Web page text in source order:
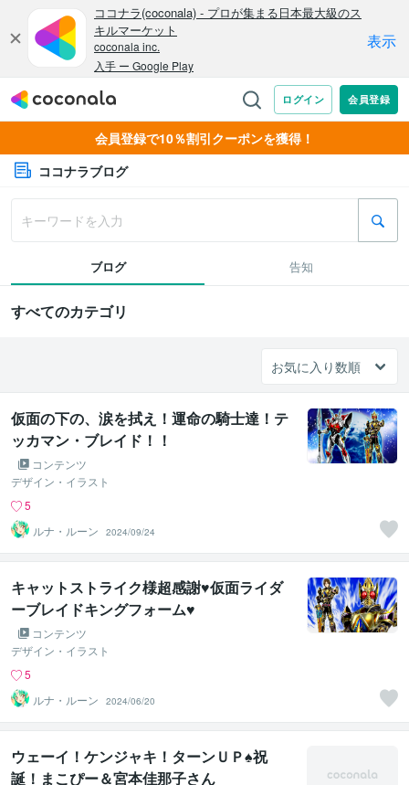
会員登録で10％割引クーポンを獲得！
ココナラブログ
ブログ 告知
すべてのカテゴリ
仮面の下の、涙を拭え！運命の騎士達！テ
ッカマン・ブレイド！！
コンテンツ
デザイン・イラスト
5
ルナ・ルーン
2024/09/24
キャットストライク様超感謝♥仮面ライダ
ーブレイドキングフォーム♥
コンテンツ
デザイン・イラスト
5
ルナ・ルーン
2024/06/20
ウェーイ！ケンジャキ！ターンＵＰ♠祝
誕！まこぴー＆宮本佳那子さん